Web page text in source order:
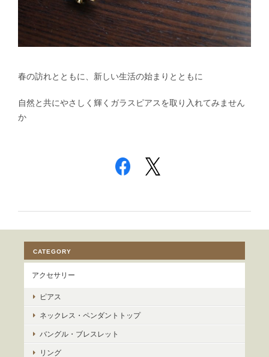
春の訪れとともに、新しい生活の始まりとともに
自然と共にやさしく輝くガラスピアスを取り入れてみません
か
CATEGORY
アクセサリー
ピアス
ネックレス・ペンダントトップ
バングル・ブレスレット
リング